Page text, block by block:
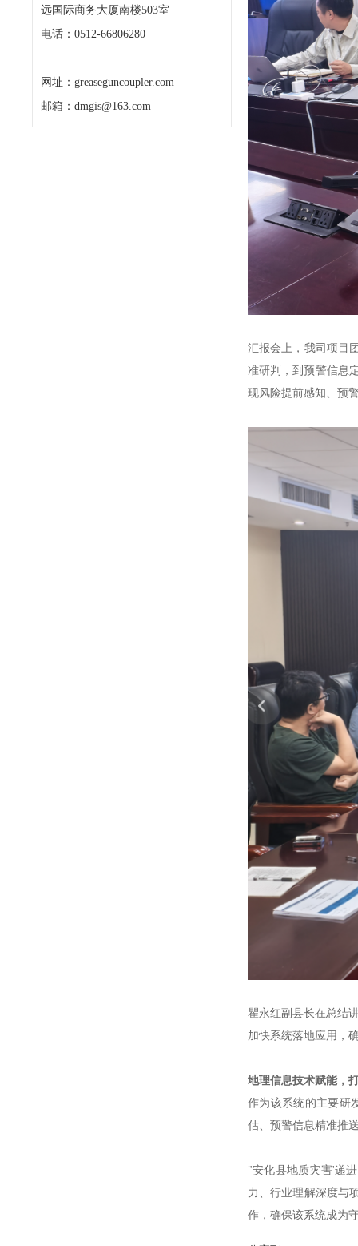
远国际商务大厦南楼503室
电话：0512-66806280
网址：greaseguncoupler.com
邮箱：dmgis@163.com
汇报会上，我司项目
准研判，到预警信息
现风险提前感知、预
瞿永红副县长在总结
加快系统落地应用，
地理信息技术赋能，
作为该系统的主要研
估、预警信息精准推
"安化县地质灾害'递
力、行业理解深度与
作，确保该系统成为